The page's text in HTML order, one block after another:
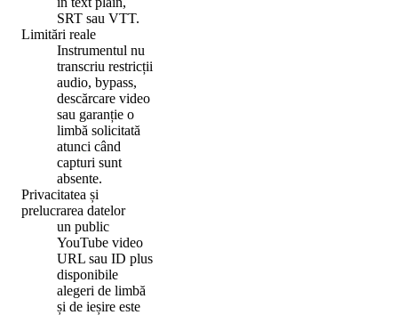
SRT sau VTT.
Limitări reale
Instrumentul nu
transcriu restricții
audio, bypass,
descărcare video
sau garanție o
limbă solicitată
atunci când
capturi sunt
absente.
Privacitatea și
prelucrarea datelor
un public
YouTube video
URL sau ID plus
disponibile
alegeri de limbă
și de ieșire este